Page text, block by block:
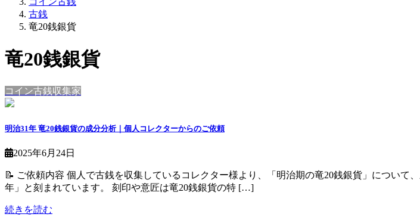
古銭
竜20銭銀貨
竜20銭銀貨
コイン古銭収集家
明治31年 竜20銭銀貨の成分分析｜個人コレクターからのご依頼
2025年6月24日
📝 ご依頼内容 個人で古銭を収集しているコレクター様より、「明治期の竜20銭銀貨」につい
年」と刻まれています。 刻印や意匠は竜20銭銀貨の特 […]
続きを読む